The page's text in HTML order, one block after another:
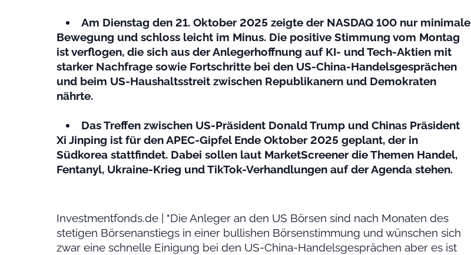
Am Dienstag den 21. Oktober 2025 zeigte der NASDAQ 100 nur minimale
Bewegung und schloss leicht im Minus. Die positive Stimmung vom Montag
ist verflogen, die sich aus der Anlegerhoffnung auf KI- und Tech-Aktien mit
starker Nachfrage sowie Fortschritte bei den US-China-Handelsgesprächen
und beim US-Haushaltsstreit zwischen Republikanern und Demokraten
nährte.
Das Treffen zwischen US-Präsident Donald Trump und Chinas Präsident
Xi Jinping ist für den APEC-Gipfel Ende Oktober 2025 geplant, der in
Südkorea stattfindet. Dabei sollen laut MarketScreener die Themen Handel,
Fentanyl, Ukraine-Krieg und TikTok-Verhandlungen auf der Agenda stehen.
Investmentfonds.de | "Die Anleger an den US Börsen sind nach Monaten des
stetigen Börsenanstiegs in einer bullishen Börsenstimmung und wünschen sich
zwar eine schnelle Einigung bei den US-China-Handelsgesprächen aber es ist